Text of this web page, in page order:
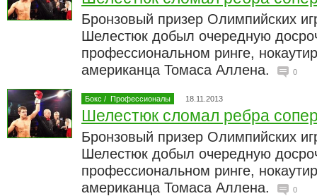
Бронзовый призер Олимпийских
Шелестюк добыл очередную
профессиональном ринге,
американца Томаса Аллена.
0
Бокс / Профессионалы 18.11.2013
Шелестюк сломал ребра
Бронзовый призер Олимпийских
Шелестюк добыл очередную
профессиональном ринге,
американца Томаса Аллена.
0